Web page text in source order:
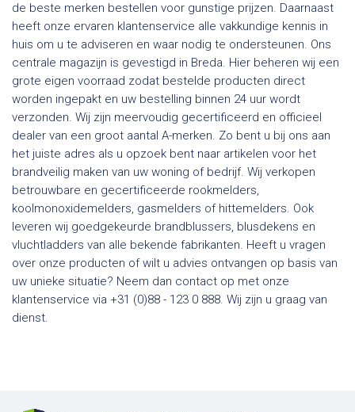
de beste merken bestellen voor gunstige prijzen. Daarnaast
heeft onze ervaren klantenservice alle vakkundige kennis in
huis om u te adviseren en waar nodig te ondersteunen. Ons
centrale magazijn is gevestigd in Breda. Hier beheren wij een
grote eigen voorraad zodat bestelde producten direct
worden ingepakt en uw bestelling binnen 24 uur wordt
verzonden. Wij zijn meervoudig gecertificeerd en officieel
dealer van een groot aantal A-merken. Zo bent u bij ons aan
het juiste adres als u opzoek bent naar artikelen voor het
brandveilig maken van uw woning of bedrijf. Wij verkopen
betrouwbare en gecertificeerde rookmelders,
koolmonoxidemelders, gasmelders of hittemelders. Ook
leveren wij goedgekeurde brandblussers, blusdekens en
vluchtladders van alle bekende fabrikanten. Heeft u vragen
over onze producten of wilt u advies ontvangen op basis van
uw unieke situatie? Neem dan contact op met onze
klantenservice via +31 (0)88 - 123 0 888. Wij zijn u graag van
dienst.